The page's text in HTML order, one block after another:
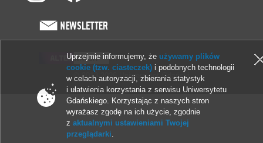
© 2013-2026 Uniwersytet Gdański
Uprzejmie informujemy, że używamy plików
cookie (tzw. ciasteczek) i podobnych technologii
w celach autoryzacji, zbierania statystyk
i ułatwienia korzystania z serwisu Uniwersytetu
Gdańskiego. Korzystając z naszych stron
wyrażasz zgodę na ich użycie, zgodnie
zaktualnymi ustawieniami Twojej
przeglądarki.